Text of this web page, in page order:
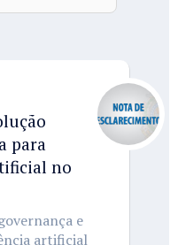
para
no
e
artificial